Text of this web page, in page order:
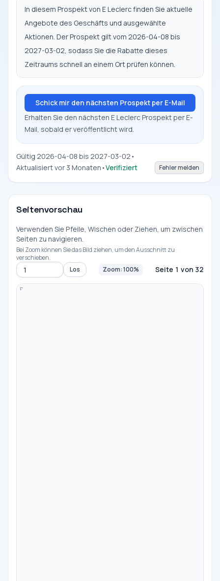
In diesem Prospekt von E Leclerc finden Sie aktuelle
Angebote des Geschäfts und ausgewählte
Aktionen. Der Prospekt gilt vom 2026-04-08 bis
2027-03-02, sodass Sie die Rabatte dieses
Zeitraums schnell an einem Ort prüfen können.
Schick mir den nächsten Prospekt per E-Mail
Erhalten Sie den nächsten E Leclerc Prospekt per E-
Mail, sobald er veröffentlicht wird.
Gültig 2026-04-08 bis 2027-03-02 •
Aktualisiert vor 3 Monaten •Verifiziert Fehler melden
Seitenvorschau
Verwenden Sie Pfeile, Wischen oder Ziehen, um zwischen
Seiten zu navigieren.
Bei Zoom können Sie das Bild ziehen, um den Ausschnitt zu
verschieben.
Zur Seite Los Zoom: 100% Seite 1 von 32